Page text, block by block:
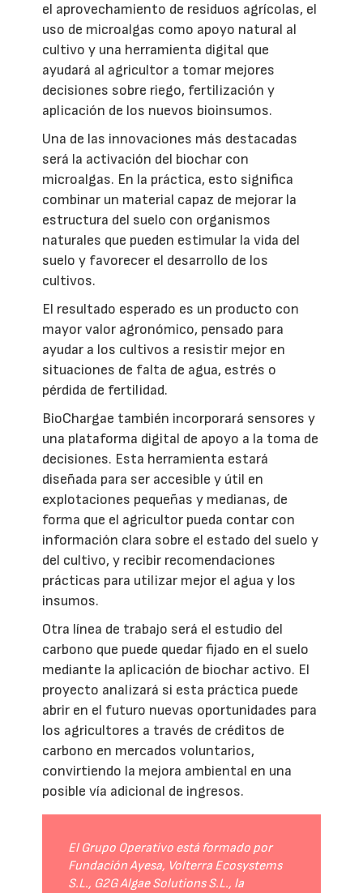
el aprovechamiento de residuos agrícolas, el
uso de microalgas como apoyo natural al
cultivo y una herramienta digital que
ayudará al agricultor a tomar mejores
decisiones sobre riego, fertilización y
aplicación de los nuevos bioinsumos.
Una de las innovaciones más destacadas
será la activación del biochar con
microalgas. En la práctica, esto significa
combinar un material capaz de mejorar la
estructura del suelo con organismos
naturales que pueden estimular la vida del
suelo y favorecer el desarrollo de los
cultivos.
El resultado esperado es un producto con
mayor valor agronómico, pensado para
ayudar a los cultivos a resistir mejor en
situaciones de falta de agua, estrés o
pérdida de fertilidad.
BioChargae también incorporará sensores y
una plataforma digital de apoyo a la toma de
decisiones. Esta herramienta estará
diseñada para ser accesible y útil en
explotaciones pequeñas y medianas, de
forma que el agricultor pueda contar con
información clara sobre el estado del suelo y
del cultivo, y recibir recomendaciones
prácticas para utilizar mejor el agua y los
insumos.
Otra línea de trabajo será el estudio del
carbono que puede quedar fijado en el suelo
mediante la aplicación de biochar activo. El
proyecto analizará si esta práctica puede
abrir en el futuro nuevas oportunidades para
los agricultores a través de créditos de
carbono en mercados voluntarios,
convirtiendo la mejora ambiental en una
posible vía adicional de ingresos.
El Grupo Operativo está formado por
Fundación Ayesa, Volterra Ecosystems
S.L., G2G Algae Solutions S.L., la